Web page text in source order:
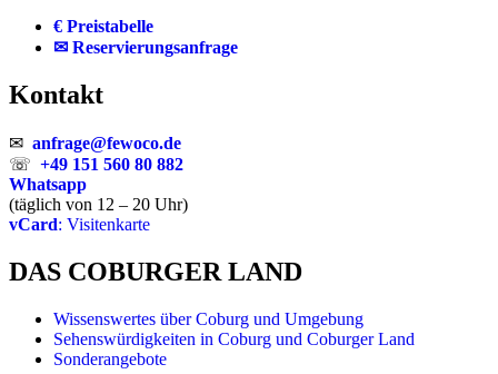
€ Preistabelle
✉ Reservierungsanfrage
Kontakt
✉ anfrage@fewoco.de
☏ +49 151 560 80 882
Whatsapp
(täglich von 12 – 20 Uhr)
vCard: Visitenkarte
DAS COBURGER LAND
Wissenswertes über Coburg und Umgebung
Sehenswürdigkeiten in Coburg und Coburger Land
Sonderangebote